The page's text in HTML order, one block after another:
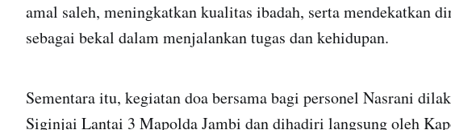
amal saleh, meningkatkan kualitas ibadah, serta mendekatkan
sebagai bekal dalam menjalankan tugas dan kehidupan.
Sementara itu, kegiatan doa bersama bagi personel Nasrani
Siginjai Lantai 3 Mapolda Jambi dan dihadiri langsung oleh